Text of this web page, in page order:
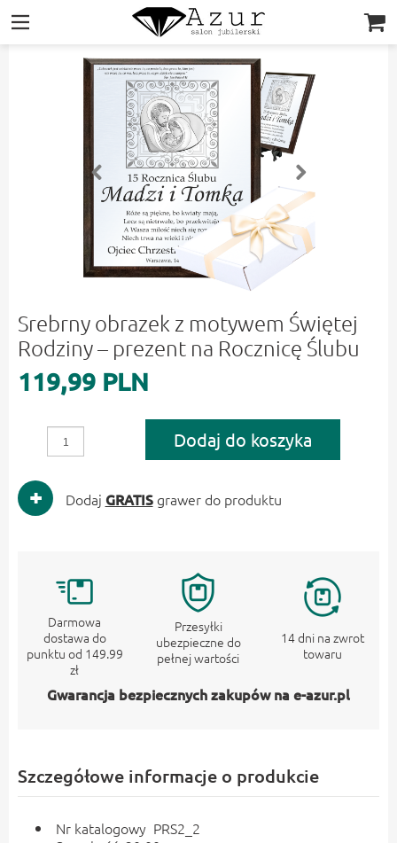
|||
Srebrny obrazek z motywem Świętej
Rodziny – prezent na Rocznicę Ślubu
119,99 PLN
Dodaj do koszyka
Dodaj GRATISgrawer do produktu
Darmowa
dostawa do
punktu od 149.99
zł
Przesyłki
ubezpieczne do
pełnej wartości
14 dni na zwrot
towaru
Gwarancja bezpiecznych zakupów na e-azur.pl
Szczegółowe informacje o produkcie
Nr katalogowy PRS2_2